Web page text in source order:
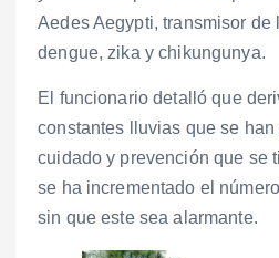
Aedes Aegypti, transmisor de
dengue, zika y chikungunya.
El funcionario detalló que
constantes lluvias que se
cuidado y prevención que se
se ha incrementado el
sin que este sea alarmante.